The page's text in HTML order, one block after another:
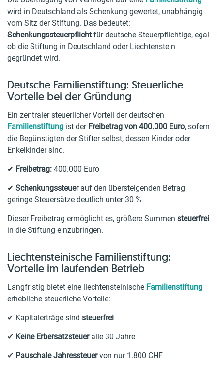
wird in Deutschland als Schenkung gewertet, unabhängig
vom Sitz der Stiftung. Das bedeutet:
Schenkungssteuerpflichtfür deutsche Steuerpflichtige, egal
ob die Stiftung in Deutschland oder Liechtenstein
gegründet wird.
Deutsche Familienstiftung: Steuerliche
Vorteile bei der Gründung
Ein zentraler steuerlicher Vorteil der deutschen
Familienstiftung ist der Freibetrag von 400.000 Euro, sofern
die Begünstigten der Stifter selbst, dessen Kinder oder
Enkelkinder sind.
✔ Freibetrag: 400.000 Euro
✔ Schenkungssteuerauf den übersteigenden Betrag:
geringe Steuersätze deutlich unter 30 %
Dieser Freibetrag ermöglicht es, größere Summen steuerfrei
in die Stiftung einzubringen.
Liechtensteinische Familienstiftung:
Vorteile im laufenden Betrieb
Langfristig bietet eine liechtensteinische Familienstiftung
erhebliche steuerliche Vorteile:
✔ Kapitalerträge sind steuerfrei
✔ Keine Erbersatzsteueralle 30 Jahre
✔ Pauschale Jahressteuervon nur 1.800 CHF